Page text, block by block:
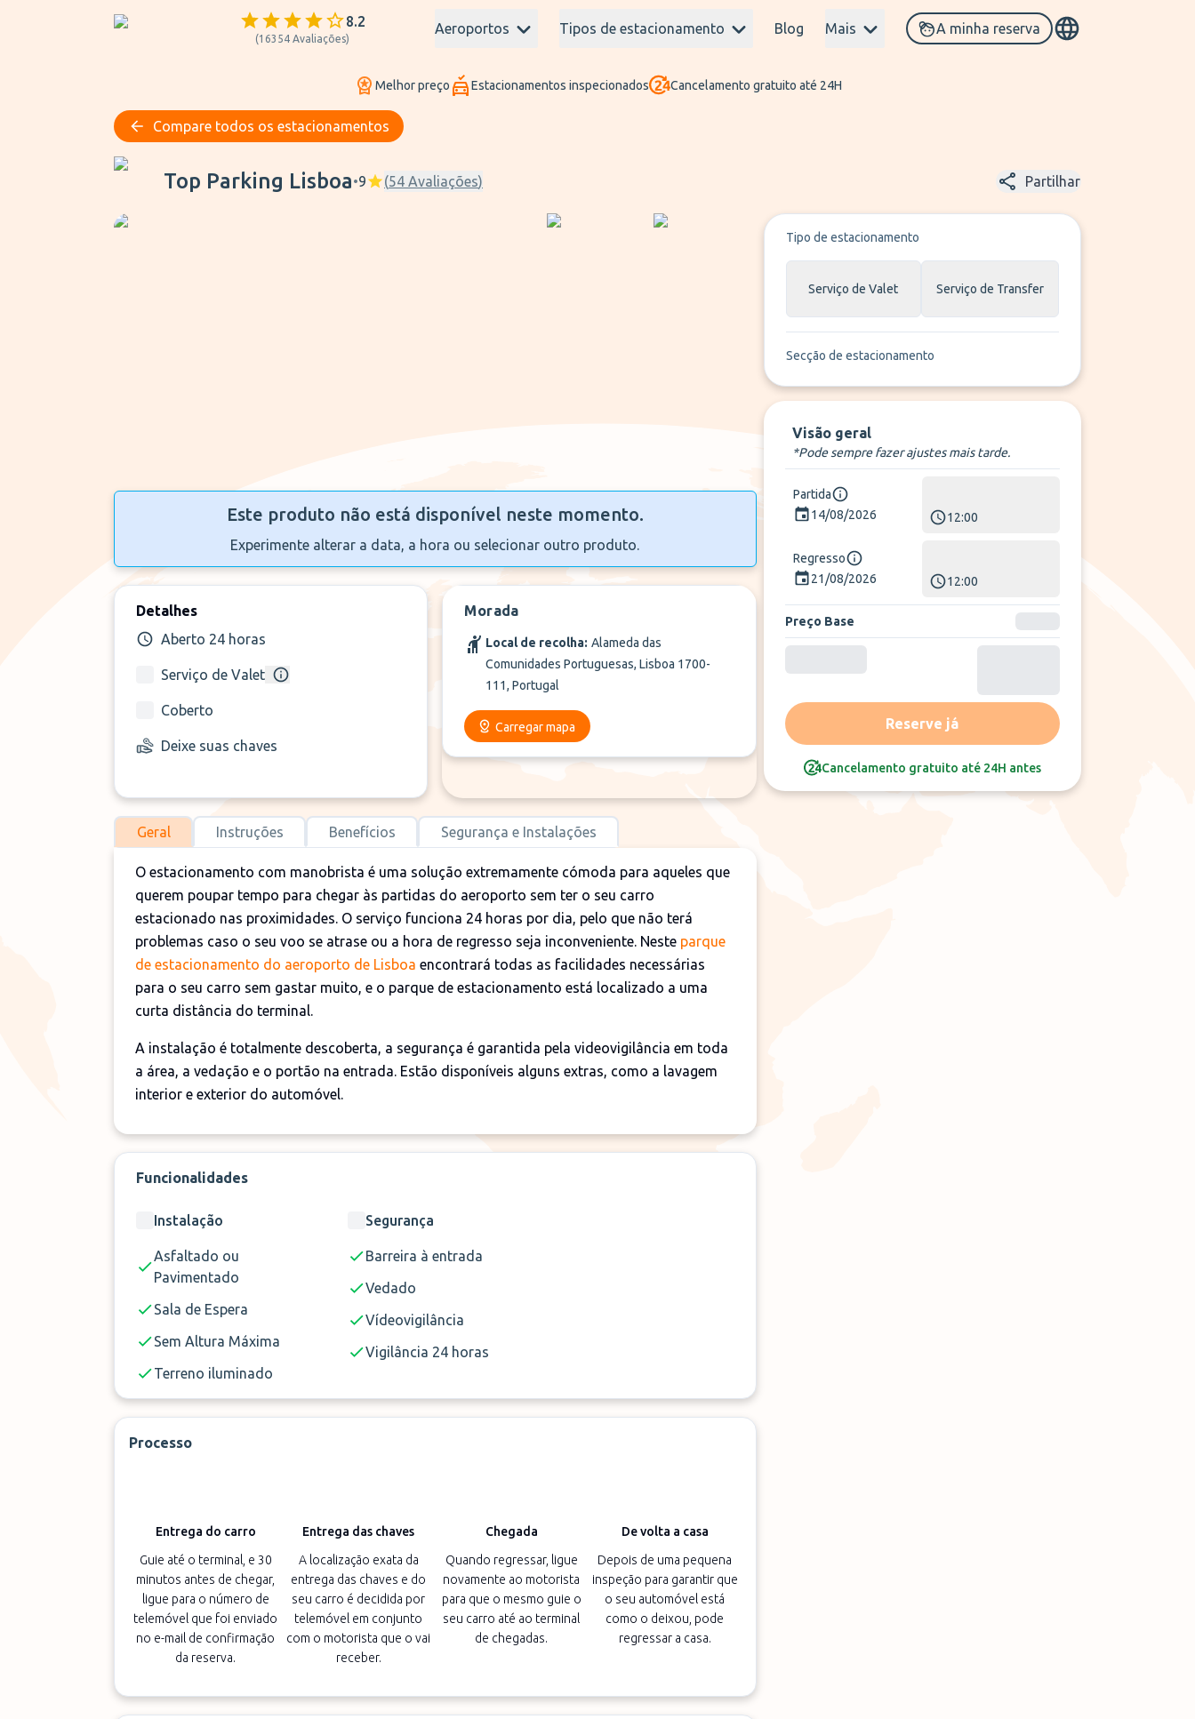
8.2
(16354 Avaliações)
Aeroportos Tipos de estacionamento Blog Mais A minha reserva
Melhor preço Estacionamentos inspecionados Cancelamento gratuito até 24H
Compare todos os estacionamentos
Top Parking Lisboa
Top Parking Lisboa•9 (54 Avaliações) Partilhar
Este produto não está disponível neste momento.
Experimente alterar a data, a hora ou selecionar outro produto.
Detalhes
Aberto 24 horas
Serviço de Valet
Coberto
Deixe suas chaves
Morada
Local de recolha: Alameda das
Comunidades Portuguesas, Lisboa 1700-
111, Portugal
Carregar mapa
Geral Instruções Benefícios Segurança e Instalações
O estacionamento com manobrista é uma solução extremamente cómoda para aqueles que
querem poupar tempo para chegar às partidas do aeroporto sem ter o seu carro
estacionado nas proximidades. O serviço funciona 24 horas por dia, pelo que não terá
problemas caso o seu voo se atrase ou a hora de regresso seja inconveniente. Neste parque
de estacionamento do aeroporto de Lisboa encontrará todas as facilidades necessárias
para o seu carro sem gastar muito, e o parque de estacionamento está localizado a uma
curta distância do terminal.
A instalação é totalmente descoberta, a segurança é garantida pela videovigilância em toda
a área, a vedação e o portão na entrada. Estão disponíveis alguns extras, como a lavagem
interior e exterior do automóvel.
Funcionalidades
Instalação
Asfaltado ou
Pavimentado
Sala de Espera
Sem Altura Máxima
Terreno iluminado
Segurança
Barreira à entrada
Vedado
Vídeovigilância
Vigilância 24 horas
Processo
Entrega do carro
Guie até o terminal, e 30
minutos antes de chegar,
ligue para o número de
telemóvel que foi enviado
no e-mail de confirmação
da reserva.
Entrega das chaves
A localização exata da
entrega das chaves e do
seu carro é decidida por
telemóvel em conjunto
com o motorista que o vai
receber.
Chegada
Quando regressar, ligue
novamente ao motorista
para que o mesmo guie o
seu carro até ao terminal
de chegadas.
De volta a casa
Depois de uma pequena
inspeção para garantir que
o seu automóvel está
como o deixou, pode
regressar a casa.
Tipo de estacionamento
Serviço de Valet Serviço de Transfer
Secção de estacionamento
Visão geral
*Pode sempre fazer ajustes mais tarde.
Partida
14/08/2026
12:00
Regresso
21/08/2026
12:00
Preço Base
Reserve já
Cancelamento gratuito até 24H antes